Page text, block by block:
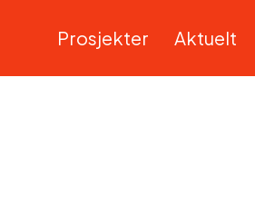
Prosjekter Aktuelt